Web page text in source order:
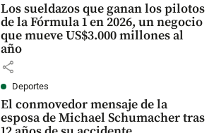
Los sueldazos que ganan los pilotos
de la Fórmula 1 en 2026, un negocio
que mueve US$3.000 millones al
año
share
Deportes
El conmovedor mensaje de la
esposa de Michael Schumacher tras